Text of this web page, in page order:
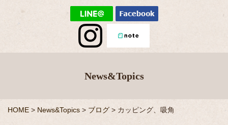
News&Topics
HOME > News&Topics > ブログ > カッピング、吸角